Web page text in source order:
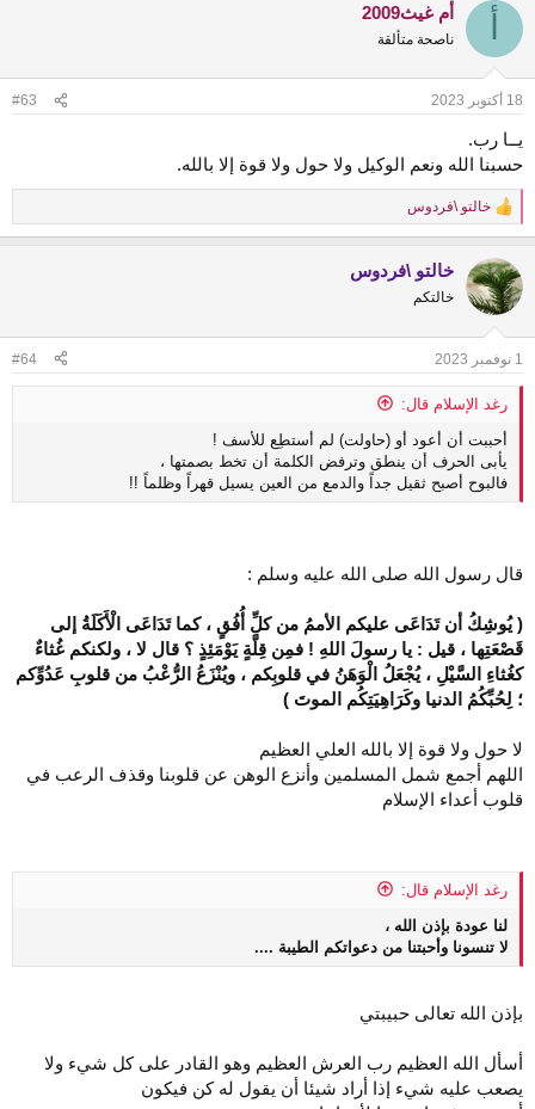
c
i
s
أم غيث2009
ناصحة متألقة
18 أكتوبر 2023 #63
يــا رب.
حسبنا الله ونعم الوكيل ولا حول ولا قوة إلا بالله.
R
e
c
t
i
s
:
خالتو \فردوس
خالتو \فردوس
خالتكم
1 نوفمبر 2023 #64
رغد الإسلام قال:
أحببت أن أعود أو (حاولت) لم أستطِع للأسف !
يأبى الحرف أن ينطق وترفض الكلمة أن تخط بصمتها ،
فالبوح أصبح ثقيل جداً والدمع من العين يسيل قهراً وظلماً !!
قال رسول الله صلى الله عليه وسلم :
( يُوشِكُ أن تَدَاعَى عليكم الأممُ من كلِّ أُفُقٍ ، كما تَدَاعَى الْأَكَلَةُ إلى
قَصْعَتِها ، قيل : يا رسولَ اللهِ ! فمِن قِلَّةٍ يَوْمَئِذٍ ؟ قال لا ، ولكنكم غُثاءٌ
كغُثاءِ السَّيْلِ ، يُجْعَلُ الْوَهَنُ في قلوبِكم ، ويُنْزَعُ الرُّعْبُ من قلوبِ عَدُوِّكم
؛ لِحُبِّكُمُ الدنيا وكَرَاهِيَتِكُم الموتَ )
لا حول ولا قوة إلا بالله العلي العظيم
اللهم أجمع شمل المسلمين وأنزع الوهن عن قلوبنا وقذف الرعب في
قلوب أعداء الإسلام
رغد الإسلام قال:
لنا عودة بإذن الله ،
لا تنسونا وأحبتنا من دعواتكم الطيبة ....
بإذن الله تعالى حبيبتي
أسأل الله العظيم رب العرش العظيم وهو القادر على كل شيء ولا
يصعب عليه شيء إذا أراد شيئا أن يقول له كن فيكون